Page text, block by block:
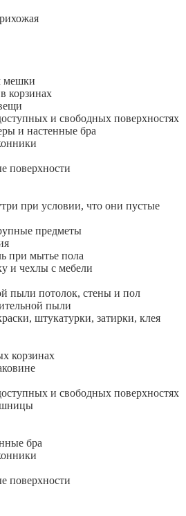
мешки
корзинах
и свободных поверхностях
и настенные бра
поверхности
при условии, что они пустые
предметы
при мытье пола
и чехлы с мебели
пыли потолок, стены и пол
пыли
штукатурки, затирки, клея
корзинах
и свободных поверхностях
бра
поверхности